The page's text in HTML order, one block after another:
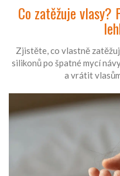
Co zatěžuje vlasy?
Zjistěte, co vlastně
silikonů po špatné mycí
a vrátit